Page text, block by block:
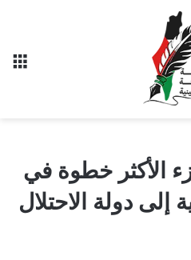
الأكثر خطوة في
إلى دولة الاحتلال